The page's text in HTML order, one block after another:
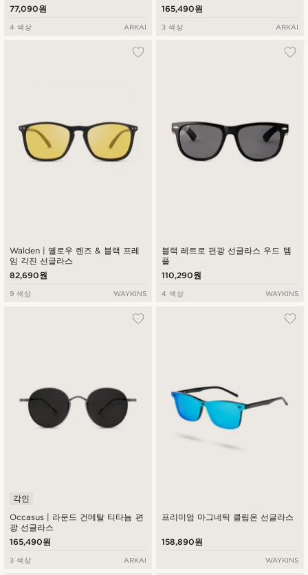
77,090원
4 색상 ARKAI
165,490원
3 색상 ARKAI
Walden | 옐로우 렌즈 & 블랙 프레
임 각진 선글라스
82,690원
9 색상 WAYKINS
블랙 레트로 편광 선글라스 우드 템
플
110,290원
4 색상 WAYKINS
Occasus | 라운드 건메탈 티타늄 편
광 선글라스
각인
165,490원
3 색상 ARKAI
프리미엄 마그네틱 클립온 선글라스
158,890원
WAYKINS